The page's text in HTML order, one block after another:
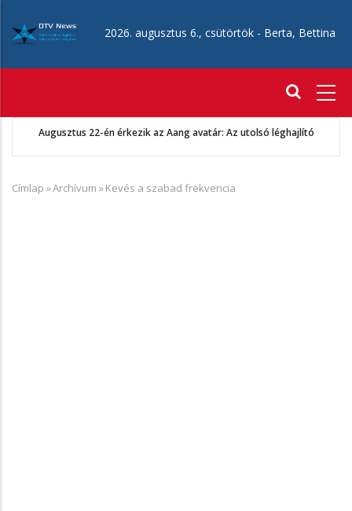
tartalomra
2026. augusztus 6., csütörtök - Berta, Bettina
Augusztus 22-én érkezik az Aang avatár: Az utolsó léghajlító
Morzsa
Címlap »Archívum »Kevés a szabad frekvencia